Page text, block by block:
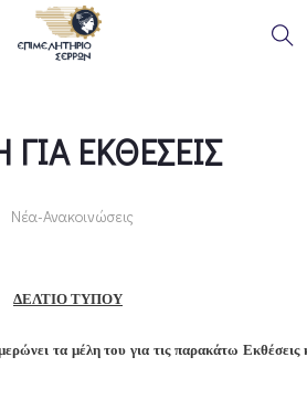
ΕΚΘΕΣΕΙΣ
Νέα-Ανακοινώσεις
ΔΕΛΤΙΟ ΤΥΠΟΥ
τα μέλη του για τις παρακάτω Εκθέσεις